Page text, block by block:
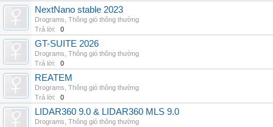
NextNano stable 2023
Drograms Thông gió thông thường
Trả lời:
0
GT-SUITE 2026
Drograms Thông gió thông thường
Trả lời:
0
REATEM
Drograms Thông gió thông thường
Trả lời:
0
LIDAR360 9.0 & LIDAR360 MLS 9.0
Drograms Thông gió thông thường